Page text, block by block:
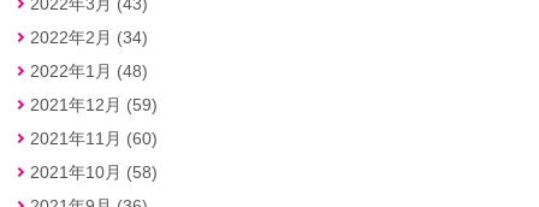
2022年2月 (34)
2022年1月 (48)
2021年12月 (59)
2021年11月 (60)
2021年10月 (58)